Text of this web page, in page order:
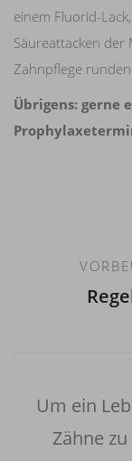
einem Fluorid-
Säureattacken
Zahnpflege
Übrigens: gerne
Um ein
Zähne